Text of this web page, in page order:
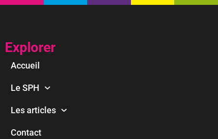
Explorer
Accueil
Le SPH
Les articles
Contact